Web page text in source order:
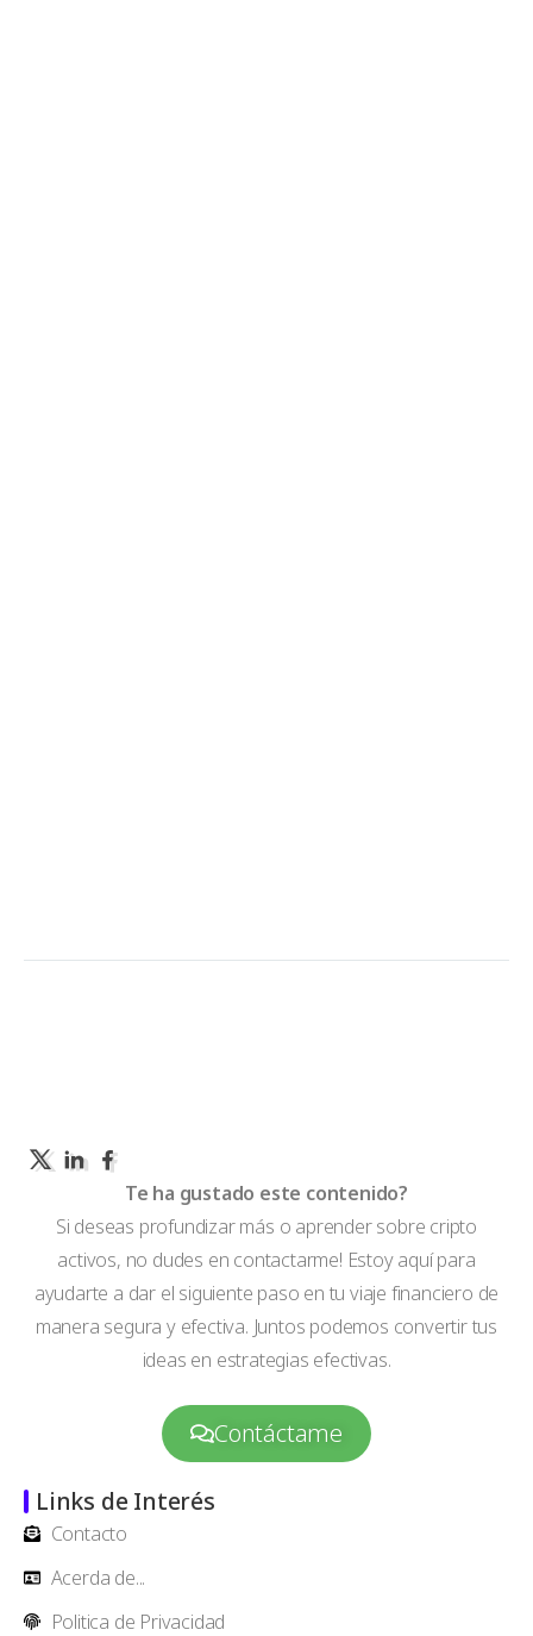
Te ha gustado este contenido?
Si deseas profundizar más o aprender sobre cripto
activos, no dudes en contactarme! Estoy aquí para
ayudarte a dar el siguiente paso en tu viaje financiero de
manera segura y efectiva. Juntos podemos convertir tus
ideas en estrategias efectivas.
Contáctame
Links de Interés
Contacto
Acerda de...
Politica de Privacidad